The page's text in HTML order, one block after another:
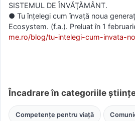
SISTEMUL DE ÎNVĂŢĂMÂNT.
● Tu înțelegi cum învață noua
Ecosystem. (f.a.). Preluat în 1
me.ro/blog/tu-intelegi-cum-invata-
Încadrare în categoriile
Competențe pentru viață